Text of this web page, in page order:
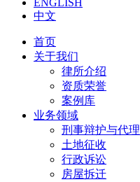
ENGLISH
中文
首页
关于我们
律所介绍
资质荣誉
案例库
业务领域
刑事辩护与代理
土地征收
行政诉讼
房屋拆迁